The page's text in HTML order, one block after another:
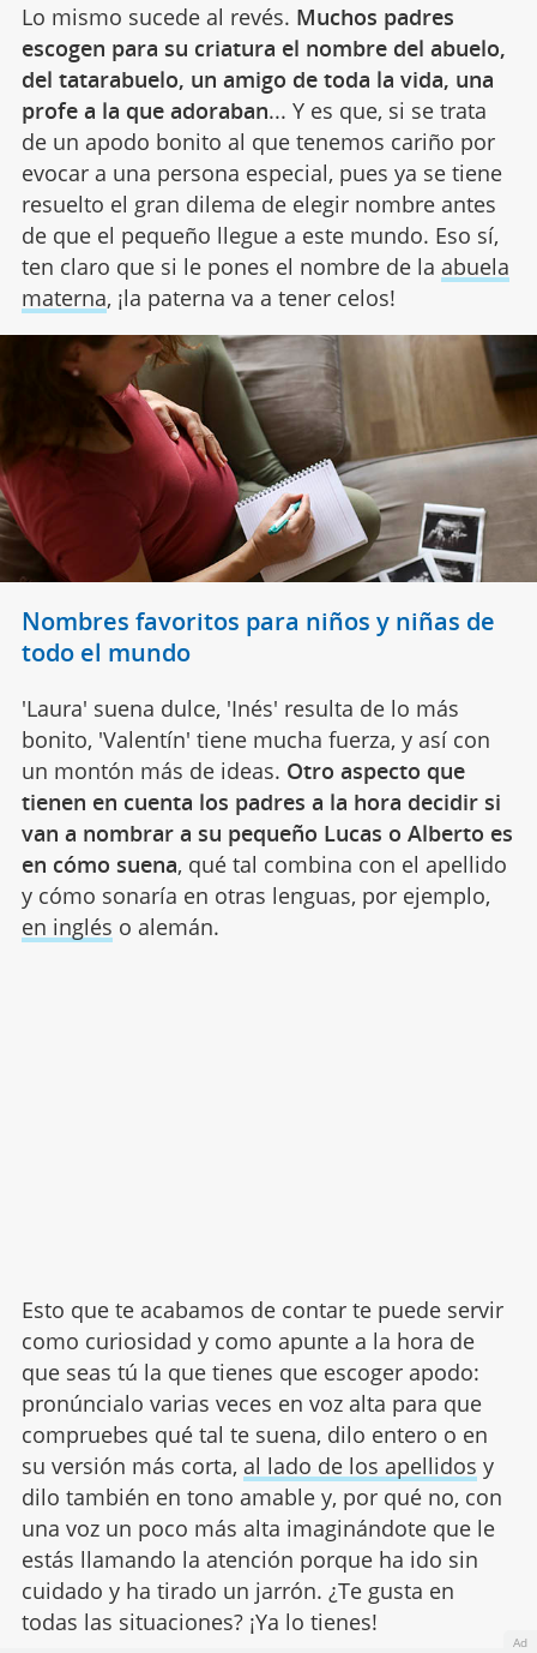
Lo mismo sucede al revés. Muchos padres
escogen para su criatura el nombre del abuelo,
del tatarabuelo, un amigo de toda la vida, una
profe a la que adoraban... Y es que, si se trata
de un apodo bonito al que tenemos cariño por
evocar a una persona especial, pues ya se tiene
resuelto el gran dilema de elegir nombre antes
de que el pequeño llegue a este mundo. Eso sí,
ten claro que si le pones el nombre de la abuela
materna, ¡la paterna va a tener celos!
Nombres favoritos para niños y niñas de
todo el mundo
'Laura' suena dulce, 'Inés' resulta de lo más
bonito, 'Valentín' tiene mucha fuerza, y así con
un montón más de ideas. Otro aspecto que
tienen en cuenta los padres a la hora decidir si
van a nombrar a su pequeño Lucas o Alberto es
en cómo suena, qué tal combina con el apellido
y cómo sonaría en otras lenguas, por ejemplo,
en inglés o alemán.
Esto que te acabamos de contar te puede servir
como curiosidad y como apunte a la hora de
que seas tú la que tienes que escoger apodo:
pronúncialo varias veces en voz alta para que
compruebes qué tal te suena, dilo entero o en
su versión más corta, al lado de los apellidos y
dilo también en tono amable y, por qué no, con
una voz un poco más alta imaginándote que le
estás llamando la atención porque ha ido sin
cuidado y ha tirado un jarrón. ¿Te gusta en
todas las situaciones? ¡Ya lo tienes!
Ad